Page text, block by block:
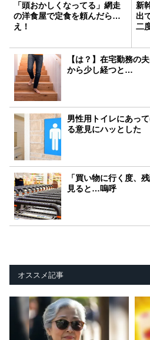
「頭おかしくなってる」網走
の洋食屋で定食を頼んだら…
え！
新
出
二
【は？】在宅勤務の
から少し経つと…
男性用トイレにあっ
る意見にハッとした
「買い物に行く度、
見ると…嗚呼
オススメ記事